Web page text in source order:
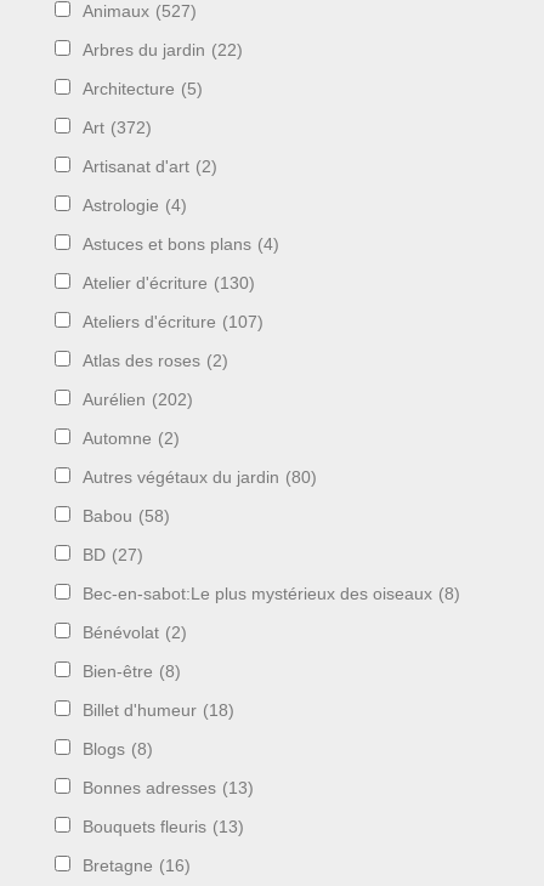
Animaux (527)
Arbres du jardin (22)
Architecture (5)
Art (372)
Artisanat d'art (2)
Astrologie (4)
Astuces et bons plans (4)
Atelier d'écriture (130)
Ateliers d'écriture (107)
Atlas des roses (2)
Aurélien (202)
Automne (2)
Autres végétaux du jardin (80)
Babou (58)
BD (27)
Bec-en-sabot:Le plus mystérieux des oiseaux (8)
Bénévolat (2)
Bien-être (8)
Billet d'humeur (18)
Blogs (8)
Bonnes adresses (13)
Bouquets fleuris (13)
Bretagne (16)